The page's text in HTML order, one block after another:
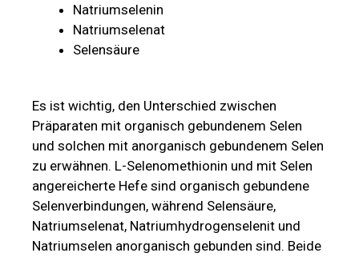
Natriumselenin
Natriumselenat
Selensäure
Es ist wichtig, den Unterschied zwischen
Präparaten mit organisch gebundenem Selen
und solchen mit anorganisch gebundenem Selen
zu erwähnen. L-Selenomethionin und mit Selen
angereicherte Hefe sind organisch gebundene
Selenverbindungen, während Selensäure,
Natriumselenat, Natriumhydrogenselenit und
Natriumselen anorganisch gebunden sind. Beide